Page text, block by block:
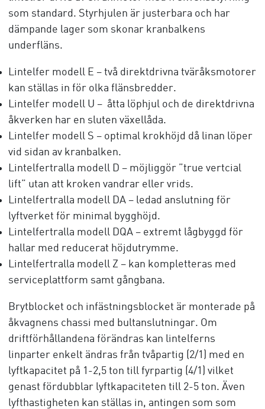
som standard. Styrhjulen är justerbara och har
dämpande lager som skonar kranbalkens
underfläns.
Lintelfer modell E – två direktdrivna tväråksmotorer
kan ställas in för olka flänsbredder.
Lintelfer modell U – åtta löphjul och de direktdrivna
åkverken har en sluten växellåda.
Lintelfer modell S – optimal krokhöjd då linan löper
vid sidan av kranbalken.
Lintelfertralla modell D – möjliggör ”true vertcial
lift” utan att kroken vandrar eller vrids.
Lintelfertralla modell DA – ledad anslutning för
lyftverket för minimal bygghöjd.
Lintelfertralla modell DQA – extremt lågbyggd för
hallar med reducerat höjdutrymme.
Lintelfertralla modell Z – kan kompletteras med
serviceplattform samt gångbana.
Brytblocket och infästningsblocket är monterade på
åkvagnens chassi med bultanslutningar. Om
driftförhållandena förändras kan lintelferns
linparter enkelt ändras från tvåpartig (2/1) med en
lyftkapacitet på 1-2,5 ton till fyrpartig (4/1) vilket
genast fördubblar lyftkapaciteten till 2-5 ton. Även
lyfthastigheten kan ställas in, antingen som som